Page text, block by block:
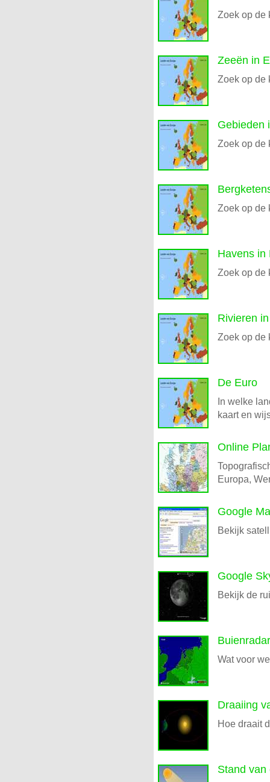
Zoek op de
Zeeën in
Zoek op de
Gebieden
Zoek op de
Zoek op de
Havens in
Zoek op de
Rivieren
Zoek op de
De Euro
In welke
kaart en
Online
Europa,
Google
Bekijk
Google
Bekijk de
Buienradar
Wat voor
Draaiing
Hoe draait
Stand van